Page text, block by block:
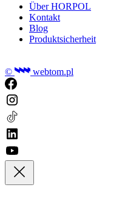
Über HORPOL
Kontakt
Blog
Produktsicherheit
© webtom.pl